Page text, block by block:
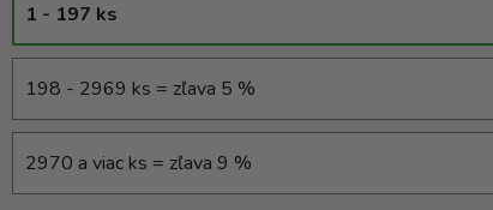
1 - 197 ks
198 - 2969 ks = zľava 5 %
2970 a viac ks = zľava 9 %